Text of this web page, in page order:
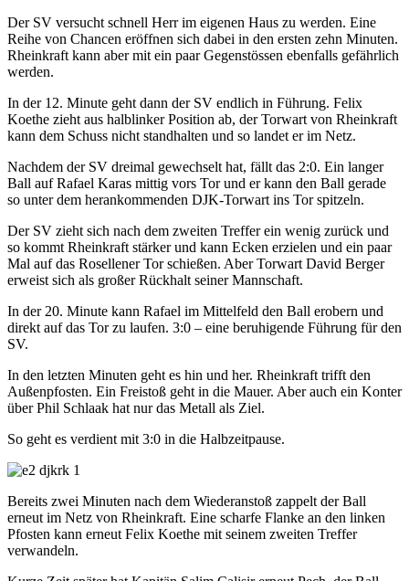
Der SV versucht schnell Herr im eigenen Haus zu werden. Eine
Reihe von Chancen eröffnen sich dabei in den ersten zehn Minuten.
Rheinkraft kann aber mit ein paar Gegenstössen ebenfalls gefährlich
werden.
In der 12. Minute geht dann der SV endlich in Führung. Felix
Koethe zieht aus halblinker Position ab, der Torwart von Rheinkraft
kann dem Schuss nicht standhalten und so landet er im Netz.
Nachdem der SV dreimal gewechselt hat, fällt das 2:0. Ein langer
Ball auf Rafael Karas mittig vors Tor und er kann den Ball gerade
so unter dem herankommenden DJK-Torwart ins Tor spitzeln.
Der SV zieht sich nach dem zweiten Treffer ein wenig zurück und
so kommt Rheinkraft stärker und kann Ecken erzielen und ein paar
Mal auf das Rosellener Tor schießen. Aber Torwart David Berger
erweist sich als großer Rückhalt seiner Mannschaft.
In der 20. Minute kann Rafael im Mittelfeld den Ball erobern und
direkt auf das Tor zu laufen. 3:0 – eine beruhigende Führung für den
SV.
In den letzten Minuten geht es hin und her. Rheinkraft trifft den
Außenpfosten. Ein Freistoß geht in die Mauer. Aber auch ein Konter
über Phil Schlaak hat nur das Metall als Ziel.
So geht es verdient mit 3:0 in die Halbzeitpause.
Bereits zwei Minuten nach dem Wiederanstoß zappelt der Ball
erneut im Netz von Rheinkraft. Eine scharfe Flanke an den linken
Pfosten kann erneut Felix Koethe mit seinem zweiten Treffer
verwandeln.